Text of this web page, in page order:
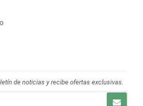
de noticias y recibe ofertas exclusivas.